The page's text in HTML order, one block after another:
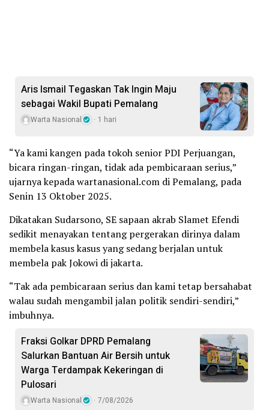
Aris Ismail Tegaskan Tak Ingin Maju
sebagai Wakil Bupati Pemalang
Warta Nasional 1 hari
“Ya kami kangen pada tokoh senior PDI Perjuangan,
bicara ringan-ringan, tidak ada pembicaraan serius,”
ujarnya kepada wartanasional.com di Pemalang, pada
Senin 13 Oktober 2025.
Dikatakan Sudarsono, SE sapaan akrab Slamet Efendi
sedikit menayakan tentang pergerakan dirinya dalam
membela kasus kasus yang sedang berjalan untuk
membela pak Jokowi di jakarta.
“Tak ada pembicaraan serius dan kami tetap bersahabat
walau sudah mengambil jalan politik sendiri-sendiri,”
imbuhnya.
Fraksi Golkar DPRD Pemalang
Salurkan Bantuan Air Bersih untuk
Warga Terdampak Kekeringan di
Pulosari
Warta Nasional 7/08/2026